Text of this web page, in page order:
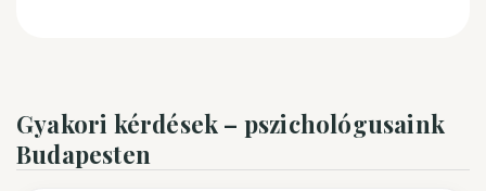
Gyakori kérdések – pszichológusaink
Budapesten